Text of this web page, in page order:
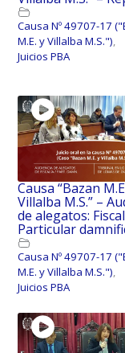
Causa Nº 49707-17
M.E. y Villalba M.S."),
Juicios PBA
Causa “Bazan
Villalba M.S.” –
de alegatos:
Particular
Causa Nº 49707-17
M.E. y Villalba M.S."),
Juicios PBA